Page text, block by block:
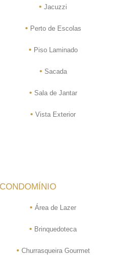
• Jacuzzi
• Perto de Escolas
• Piso Laminado
• Sacada
• Sala de Jantar
• Vista Exterior
• Área de Lazer
• Brinquedoteca
• Churrasqueira Gourmet